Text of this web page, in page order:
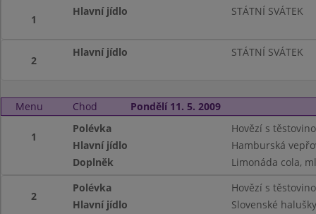
1
Hlavní jídlo STÁTNÍ SVÁTEK
2
Hlavní jídlo STÁTNÍ SVÁTEK
Menu Chod Pondělí 11. 5. 2009
1
Polévka
Hovězí s
Hlavní jídlo
Hamburská
Doplněk
Limonáda cola,
2
Polévka
Hovězí s
Hlavní jídlo
Slovenské